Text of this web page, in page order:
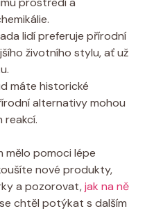
lidí preferuje přírodní
životního stylu, ať⁤ už
máte‍ historické
alternativy mohou
reakcí.
mělo pomoci lépe
nové produkty,
a‌ pozorovat,jak na ně
⁢chtěl potýkat ​s dalším